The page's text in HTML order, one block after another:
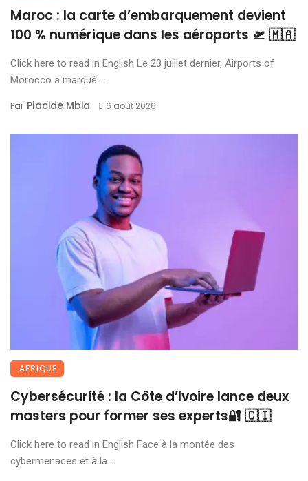
Maroc : la carte d’embarquement devient
100 % numérique dans les aéroports 🛫 🇲🇦
Click here to read in English Le 23 juillet dernier, Airports of
Morocco a marqué ...
Par Placide Mbia 6 août 2026
AFRIQUE
Cybersécurité : la Côte d’Ivoire lance deux
masters pour former ses experts🔐 🇨🇮
Click here to read in English Face à la montée des
cybermenaces et à la ...